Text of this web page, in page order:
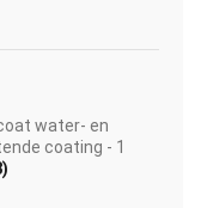
water- en
coating - 1